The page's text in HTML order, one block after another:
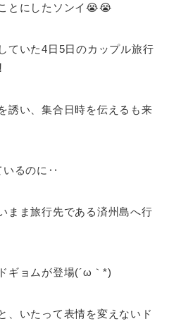
とにしたソンイ😭😭
ていた4日5日のカップル旅行
誘い、集合日時を伝えるも来
いるのに‥
まま旅行先である済州島へ行
ギョムが登場(´ω｀*)
、いたって表情を変えないド